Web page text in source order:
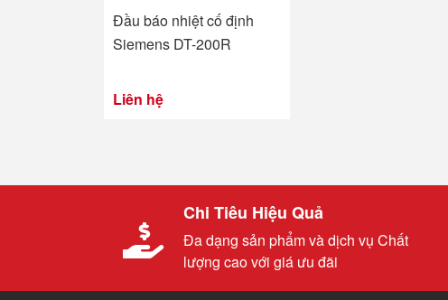
Đầu báo nhiệt cố định
Siemens DT-200R
Liên hệ
Chi Tiêu Hiệu Quả
Đa dạng sản phẩm và dịch vụ Chất
lượng cao với giá ưu đãi